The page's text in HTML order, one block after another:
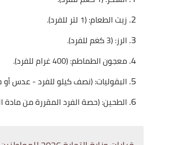
​زيت الطعام: (1 لتر للفرد).
​الرز: (3 كغم للفرد).
​معجون الطماطم: (400 غرام للفرد).
​البقوليات: (نصف كيلو للفرد - عدس
​الطحين: (حصة الفرد المقررة من مادة